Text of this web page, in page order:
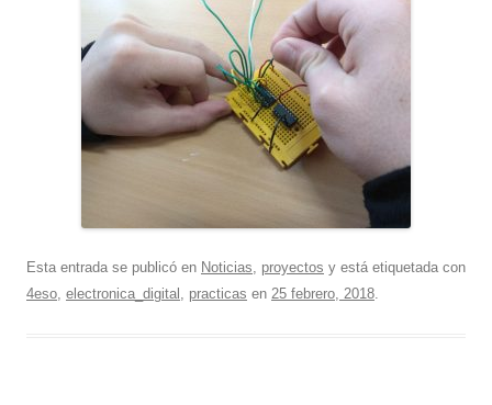
Esta entrada se publicó en Noticias, proyectos y está etiquetada con
4eso, electronica_digital , practicas en 25 febrero, 2018.